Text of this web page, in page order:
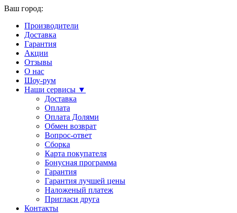
Ваш город:
Производители
Доставка
Гарантия
Акции
Отзывы
О нас
Шоу-рум
Наши сервисы ▼
Доставка
Оплата
Оплата Долями
Обмен возврат
Вопрос-ответ
Сборка
Карта покупателя
Бонусная программа
Гарантия
Гарантия лучшей цены
Наложеный платеж
Пригласи друга
Контакты